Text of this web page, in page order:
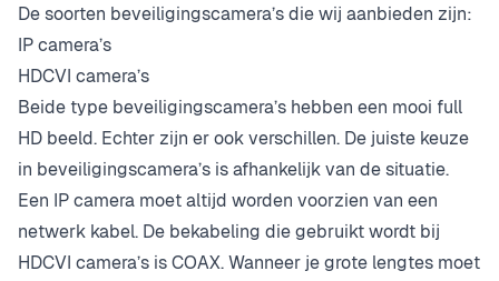
De soorten beveiligingscamera’s die wij aanbieden zijn:
IP camera’s
HDCVI camera’s
Beide type beveiligingscamera’s hebben een mooi full
HD beeld. Echter zijn er ook verschillen. De juiste keuze
in beveiligingscamera’s is afhankelijk van de situatie.
Een IP camera moet altijd worden voorzien van een
netwerk kabel. De bekabeling die gebruikt wordt bij
HDCVI camera’s is COAX. Wanneer je grote lengtes moet